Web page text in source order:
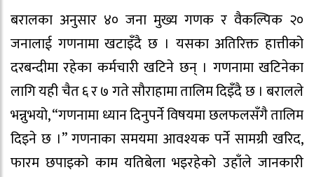
बरालका अनुसार ४० जना मुख्य गणक र वैकल्पिक २०
जनालाई गणनामा खटाइँदै छ । यसका अतिरिक्त हात्तीको
दरबन्दीमा रहेका कर्मचारी खटिने छन् । गणनामा खटिनेका
लागि यही चैत ६ र ७ गते सौराहामा तालिम दिइँदै छ । बरालले
भन्नुभयो, “गणनामा ध्यान दिनुपर्ने विषयमा छलफलसँगै तालिम
दिइने छ ।” गणनाका समयमा आवश्यक पर्ने सामग्री खरिद,
फारम छपाइको काम यतिबेला भइरहेको उहाँले जानकारी